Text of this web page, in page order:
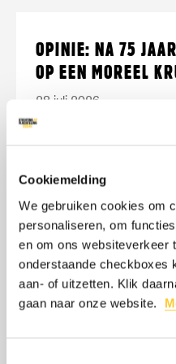
Cookiemelding
We gebruiken cookies om
personaliseren, om
en om ons websiteverkeer
onderstaande checkboxes
aan- of uitzetten. Klik
gaan naar onze website.
OPINIE: NA 75
OP EEN MOREEL
28 juli 2026
75 jaar na het
grote druk. Dat is
opiniestuk van
Gryse.
LEES MEEROVER:
meer
Opinie:
jaar
staan
we
op
een
moreel
kruispunt